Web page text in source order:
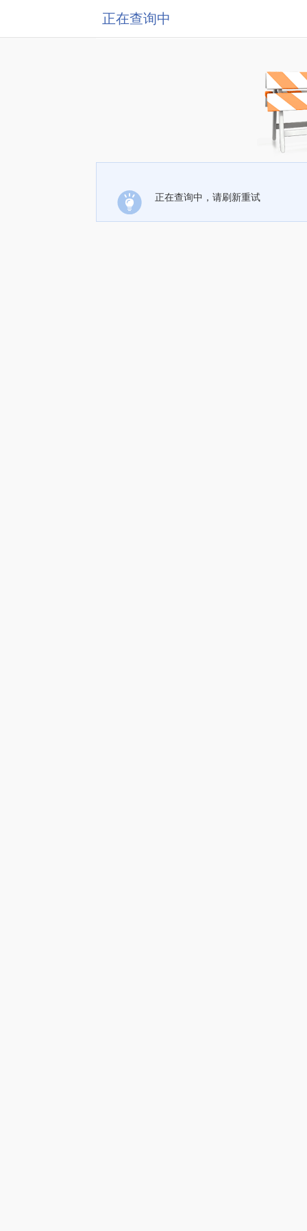
正在查询中
正在查询中，请刷新重试